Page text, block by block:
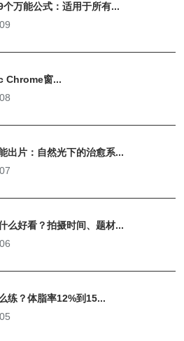
个万能公式：适用于所有...
Chrome窗...
出片：自然光下的治愈系...
么好看？拍摄时间、题材...
练？体脂率12%到15...